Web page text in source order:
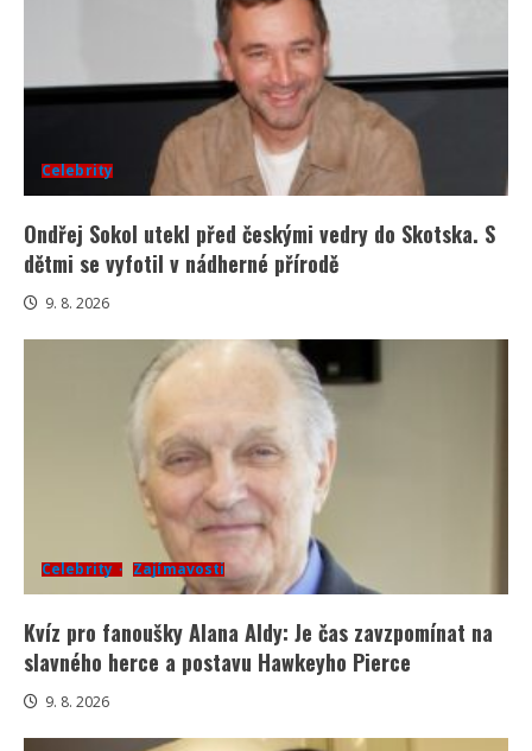
Celebrity
Ondřej Sokol utekl před českými vedry do Skotska. S
dětmi se vyfotil v nádherné přírodě
9. 8. 2026
Celebrity Zajímavosti
Kvíz pro fanoušky Alana Aldy: Je čas zavzpomínat na
slavného herce a postavu Hawkeyho Pierce
9. 8. 2026